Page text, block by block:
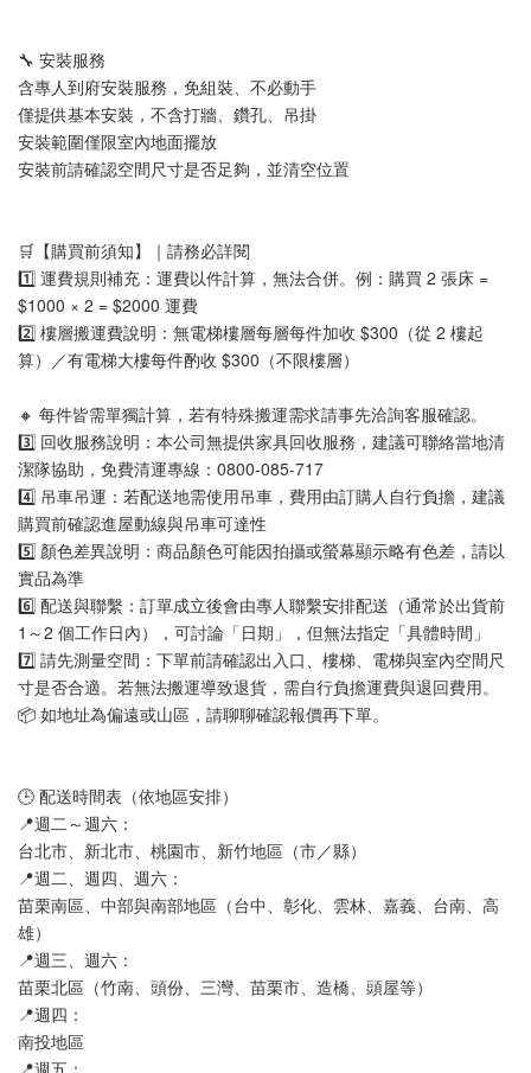
🔧 安裝服務
含專人到府安裝服務，免組裝、不必動手
僅提供基本安裝，不含打牆、鑽孔、吊掛
安裝範圍僅限室內地面擺放
安裝前請確認空間尺寸是否足夠，並清空位置
🛒【購買前須知】｜請務必詳閱
1️⃣ 運費規則補充：運費以件計算，無法合併。例：購買 2 張床 =
$1000 × 2 = $2000 運費
2️⃣ 樓層搬運費說明：無電梯樓層每層每件加收 $300（從 2 樓起
算）／有電梯大樓每件酌收 $300（不限樓層）
🔸 每件皆需單獨計算，若有特殊搬運需求請事先洽詢客服確認。
3️⃣ 回收服務說明：本公司無提供家具回收服務，建議可聯絡當地清
潔隊協助，免費清運專線：0800-085-717
4️⃣ 吊車吊運：若配送地需使用吊車，費用由訂購人自行負擔，建議
購買前確認進屋動線與吊車可達性
5️⃣ 顏色差異說明：商品顏色可能因拍攝或螢幕顯示略有色差，請以
實品為準
6️⃣ 配送與聯繫：訂單成立後會由專人聯繫安排配送（通常於出貨前
1～2 個工作日內），可討論「日期」，但無法指定「具體時間」
7️⃣ 請先測量空間：下單前請確認出入口、樓梯、電梯與室內空間尺
寸是否合適。若無法搬運導致退貨，需自行負擔運費與退回費用。
📦 如地址為偏遠或山區，請聊聊確認報價再下單。
🕒 配送時間表（依地區安排）
📍週二～週六：
台北市、新北市、桃園市、新竹地區（市／縣）
📍週二、週四、週六：
苗栗南區、中部與南部地區（台中、彰化、雲林、嘉義、台南、高
雄）
📍週三、週六：
苗栗北區（竹南、頭份、三灣、苗栗市、造橋、頭屋等）
📍週四：
南投地區